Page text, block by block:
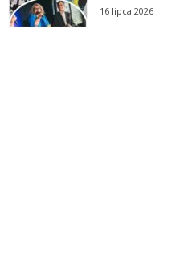
16 lipca 2026